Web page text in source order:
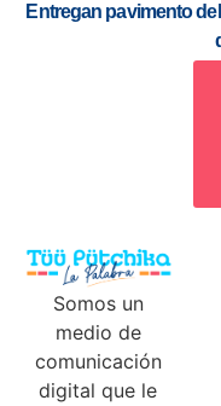
Entregan pavimento
Somos un
medio de
comunicación
digital que le